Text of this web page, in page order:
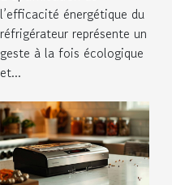
du frigo
l’efficacité énergétique du
réfrigérateur représente un
geste à la fois écologique
et...